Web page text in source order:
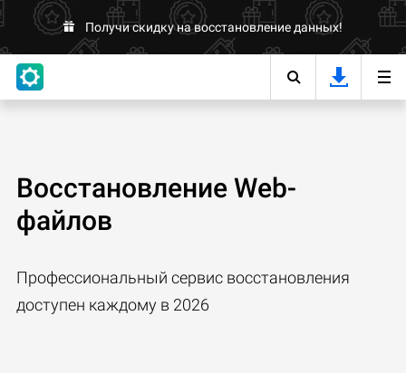
Получи скидку на восстановление данных!
Восстановление Web-
файлов
Профессиональный сервис восстановления
доступен каждому в 2026